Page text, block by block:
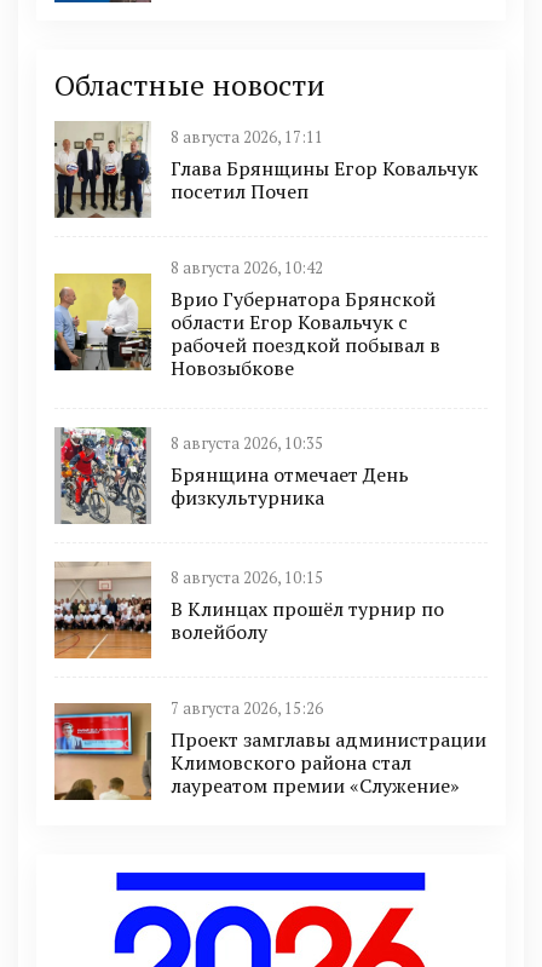
Областные новости
8 августа 2026, 17:11
Глава Брянщины Егор Ковальчук
посетил Почеп
8 августа 2026, 10:42
Врио Губернатора Брянской
области Егор Ковальчук с
рабочей поездкой побывал в
Новозыбкове
8 августа 2026, 10:35
Брянщина отмечает День
физкультурника
8 августа 2026, 10:15
В Клинцах прошёл турнир по
волейболу
7 августа 2026, 15:26
Проект замглавы администрации
Климовского района стал
лауреатом премии «Служение»